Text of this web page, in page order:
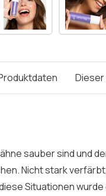
sauber sind und
Nicht stark
Situationen